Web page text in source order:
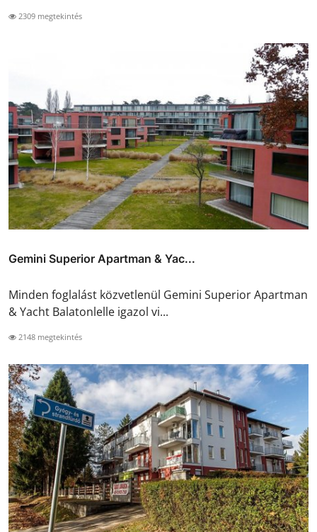
2309 megtekintés
Gemini Superior Apartman & Yac...
Minden foglalást közvetlenül Gemini Superior Apartman
& Yacht Balatonlelle igazol vi...
2148 megtekintés